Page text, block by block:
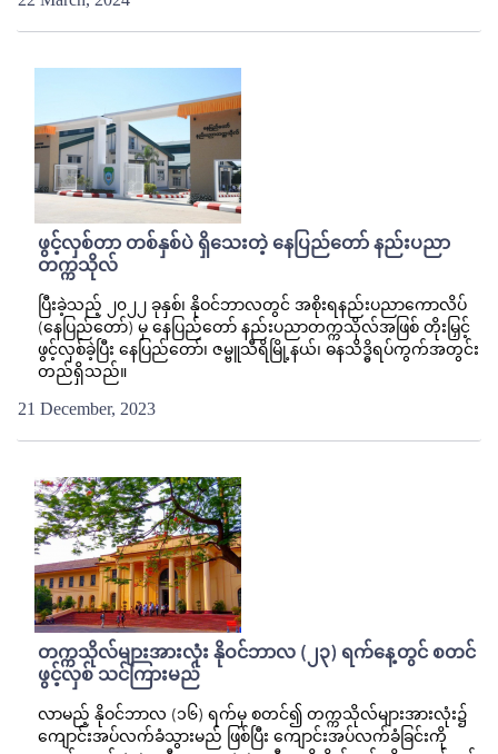
ဖွင့်လှစ်တာ တစ်နှစ်ပဲ ရှိသေးတဲ့ နေပြည်တော် နည်းပညာ
တက္ကသိုလ်
ပြီးခဲ့သည့် ၂၀၂၂ ခုနှစ်၊ နိုဝင်ဘာလတွင် အစိုးရနည်းပညာကောလိပ်
(နေပြည်တော်) မှ နေပြည်တော် နည်းပညာတက္ကသိုလ်အဖြစ် တိုးမြှင့်
ဖွင့်လှစ်ခဲ့ပြီး နေပြည်တော်၊ ဇမ္ဗူသီရိမြို့နယ်၊ ဓနသိဒ္ဓိရပ်ကွက်အတွင်း
တည်ရှိသည်။
21 December, 2023
တက္ကသိုလ်များအားလုံး နိုဝင်ဘာလ (၂၃) ရက်နေ့တွင် စတင်
ဖွင့်လှစ် သင်ကြားမည်
လာမည့် နိုဝင်ဘာလ (၁၆) ရက်မှ စတင်၍ တက္ကသိုလ်များအားလုံး၌
ကျောင်းအပ်လက်ခံသွားမည် ဖြစ်ပြီး ကျောင်းအပ်လက်ခံခြင်းကို